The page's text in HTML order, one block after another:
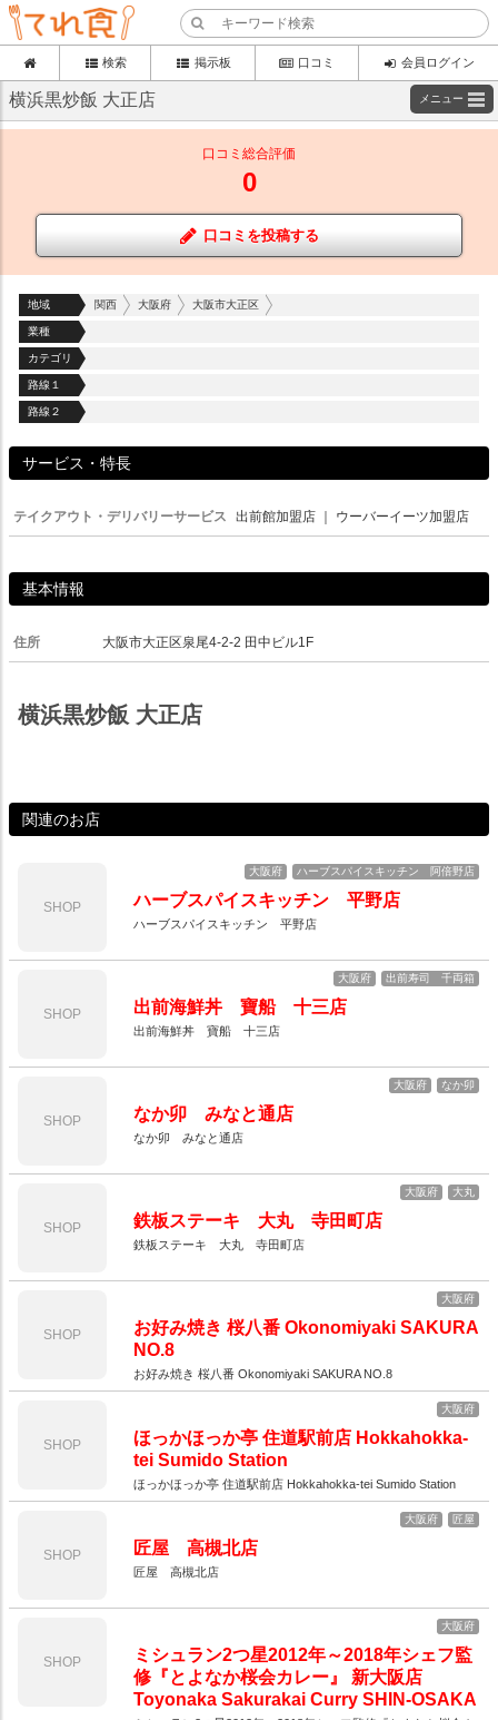
検索 掲示板 口コミ 会員ログイン
横浜黒炒飯 大正店 メニュー
口コミ総合評価
0
口コミを投稿する
地域 関西 大阪府 大阪市大正区
業種
カテゴリ
路線１
路線２
サービス・特長
テイクアウト・デリバリーサービス 出前館加盟店 ウーバーイーツ加盟店
基本情報
住所 大阪市大正区泉尾4-2-2 田中ビル1F
横浜黒炒飯 大正店
関連のお店
SHOP
大阪府 ハーブスパイスキッチン 阿倍野店
ハーブスパイスキッチン 平野店
ハーブスパイスキッチン 平野店
SHOP
大阪府 出前寿司 千両箱
出前海鮮丼 寶船 十三店
出前海鮮丼 寶船 十三店
SHOP
大阪府 なか卯
なか卯 みなと通店
なか卯 みなと通店
SHOP
大阪府 大丸
鉄板ステーキ 大丸 寺田町店
鉄板ステーキ 大丸 寺田町店
SHOP
大阪府
お好み焼き 桜八番 Okonomiyaki SAKURA
NO.8
お好み焼き 桜八番 Okonomiyaki SAKURA NO.8
SHOP
大阪府
ほっかほっか亭 住道駅前店 Hokkahokka-
tei Sumido Station
ほっかほっか亭 住道駅前店 Hokkahokka-tei Sumido Station
SHOP
大阪府 匠屋
匠屋 高槻北店
匠屋 高槻北店
SHOP
大阪府
ミシュラン2つ星2012年～2018年シェフ監
修『とよなか桜会カレー』 新大阪店
Toyonaka Sakurakai Curry SHIN-OSAKA